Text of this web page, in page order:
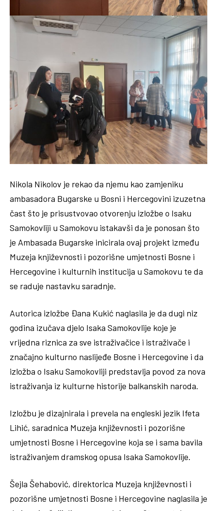
Nikola Nikolov je rekao da njemu kao zamjeniku
ambasadora Bugarske u Bosni i Hercegovini izuzetna
čast što je prisustvovao otvorenju izložbe o Isaku
Samokovliji u Samokovu istakavši da je ponosan što
je Ambasada Bugarske inicirala ovaj projekt između
Muzeja književnosti i pozorišne umjetnosti Bosne i
Hercegovine i kulturnih institucija u Samokovu te da
se raduje nastavku saradnje.
Autorica izložbe Đana Kukić naglasila je da dugi niz
godina izučava djelo Isaka Samokovlije koje je
vrijedna riznica za sve istraživačice i istraživače i
značajno kulturno naslijeđe Bosne i Hercegovine i da
izložba o Isaku Samokovliji predstavlja povod za nova
istraživanja iz kulturne historije balkanskih naroda.
Izložbu je dizajnirala i prevela na engleski jezik Ifeta
Lihić, saradnica Muzeja književnosti i pozorišne
umjetnosti Bosne i Hercegovine koja se i sama bavila
istraživanjem dramskog opusa Isaka Samokovlije.
Šejla Šehabović, direktorica Muzeja književnosti i
pozorišne umjetnosti Bosne i Hercegovine naglasila je